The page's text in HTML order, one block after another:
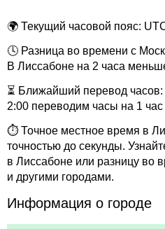
🌍 Текущий часовой пояс:
🕓 Разница во времени с
В Лиссабоне на 2 часа
⏳ Ближайший перевод часов:
2:00 переводим часы на 1 час
⏱ Точное местное время в
точностью до секунды.
в Лиссабоне или разницу во
и другими городами.
Информация о городе